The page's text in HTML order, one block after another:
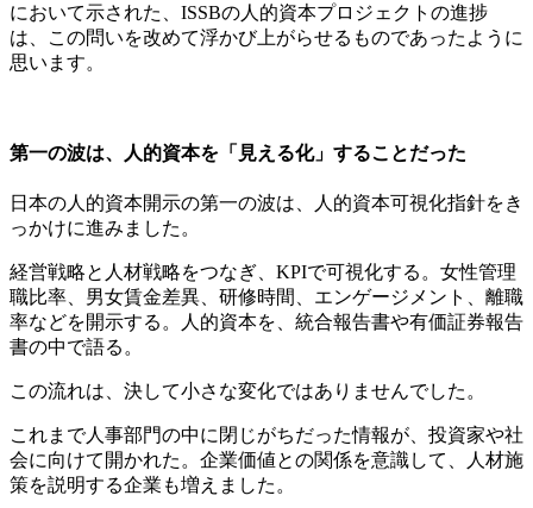
において示された、ISSBの人的資本プロジェクトの進捗
は、この問いを改めて浮かび上がらせるものであったように
思います。
第一の波は、人的資本を「見える化」することだった
日本の人的資本開示の第一の波は、人的資本可視化指針をき
っかけに進みました。
経営戦略と人材戦略をつなぎ、KPIで可視化する。女性管理
職比率、男女賃金差異、研修時間、エンゲージメント、離職
率などを開示する。人的資本を、統合報告書や有価証券報告
書の中で語る。
この流れは、決して小さな変化ではありませんでした。
これまで人事部門の中に閉じがちだった情報が、投資家や社
会に向けて開かれた。企業価値との関係を意識して、人材施
策を説明する企業も増えました。